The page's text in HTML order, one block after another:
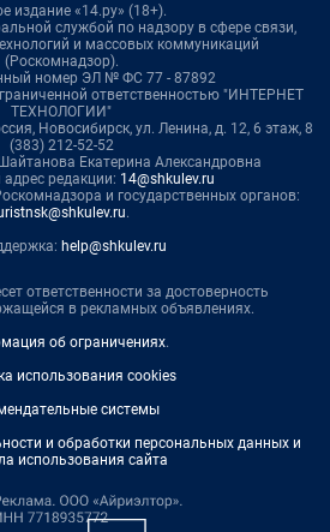
издание «14.ру» (18+).
службой по надзору в сфере связи,
и массовых коммуникаций
(Роскомнадзор).
номер ЭЛ № ФС 77 - 87892
ответственностью "ИНТЕРНЕТ
ТЕХНОЛОГИИ"
Новосибирск, ул. Ленина, д. 12, 6 этаж, 8
(383) 212-52-52
Екатерина Александровна
редакции: 14@shkulev.ru
и государственных органов:
.
help@shkulev.ru
ответственности за достоверность
в рекламных объявлениях.
об ограничениях.
использования cookies
системы
и обработки персональных данных и
использования сайта